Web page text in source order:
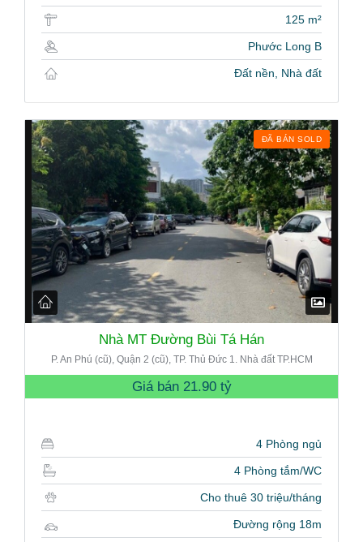
125 m²
Phước Long B
Đất nền, Nhà đất
ĐÃ BÁN SOLD
Nhà MT Đường Bùi Tá Hán
P. An Phú (cũ), Quận 2 (cũ), TP. Thủ Đức 1. Nhà đất TP.HCM
Giá bán 21.90 tỷ
4 Phòng ngủ
4 Phòng tắm/WC
Cho thuê 30 triệu/tháng
Đường rộng 18m